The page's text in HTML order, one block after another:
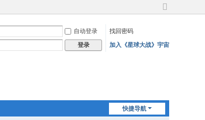
切
宽
自动登录
找回密码
登录 加入《星球大战》宇宙
快捷导航